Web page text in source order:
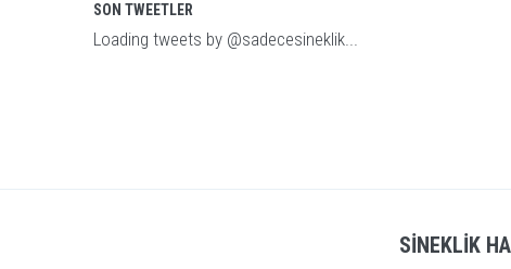
SON TWEETLER
Loading tweets by @sadecesineklik...
SINEKLIK